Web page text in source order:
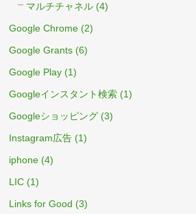
マルチチャネル (4)
Google Chrome (2)
Google Grants (6)
Google Play (1)
Googleインスタント検索 (1)
Googleショッピング (3)
Instagram広告 (1)
iphone (4)
LIC (1)
Links for Good (3)